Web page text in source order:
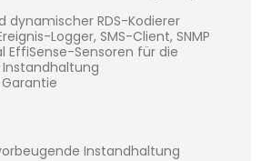
dynamischer RDS-Kodierer
Logger, SMS-Client, SNMP
EffiSense-Sensoren für die
Instandhaltung